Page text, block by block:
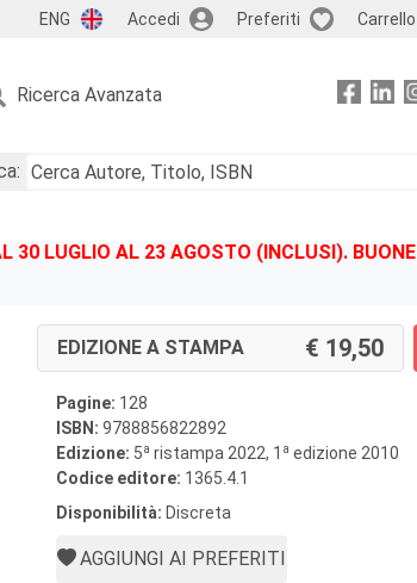
ENG Accedi Preferiti Carrello
Ricerca Avanzata
30 LUGLIO AL 23 AGOSTO (INCLUSI). BUONE
EDIZIONE A STAMPA 19,50
Pagine: 128
ISBN: 9788856822892
Edizione: 5a ristampa 2022, 1 a edizione 2010
Codice editore: 1365.4.1
Disponibilità: Discreta
AGGIUNGI AI PREFERITI